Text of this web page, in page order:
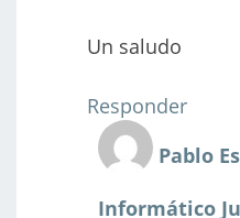
Un saludo
Responder
Pablo
Informático